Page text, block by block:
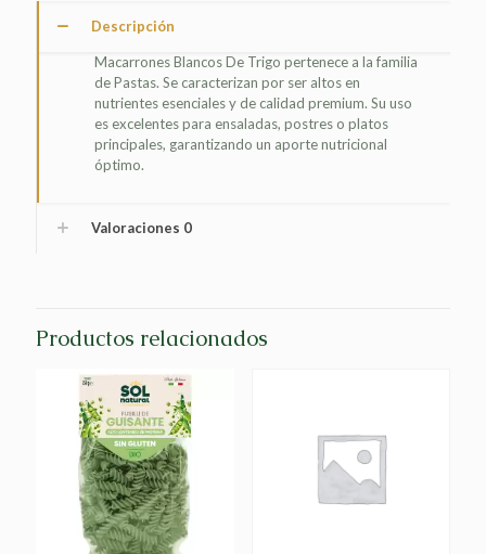
Descripción
Macarrones Blancos De Trigo pertenece a la familia
de Pastas. Se caracterizan por ser altos en
nutrientes esenciales y de calidad premium. Su uso
es excelentes para ensaladas, postres o platos
principales, garantizando un aporte nutricional
óptimo.
Valoraciones 0
Productos relacionados